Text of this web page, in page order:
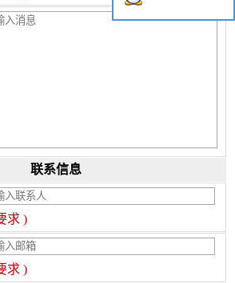
联系信息
求 )
求 )